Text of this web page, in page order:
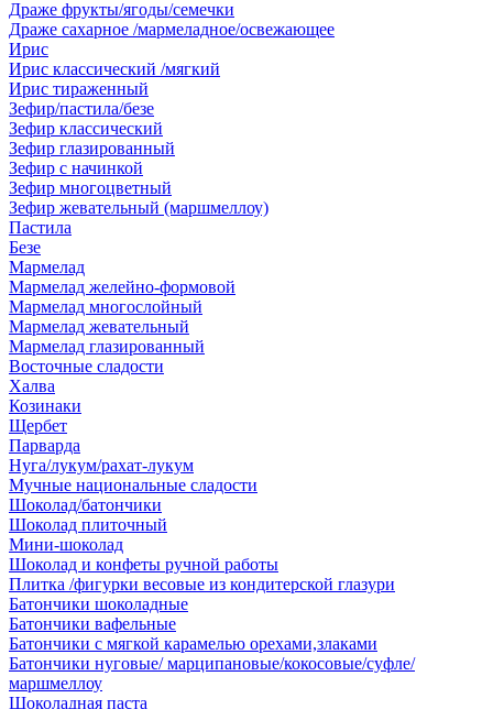
Драже фрукты/ягоды/семечки
Драже сахарное /мармеладное/освежающее
Ирис
Ирис классический /мягкий
Ирис тираженный
Зефир/пастила/безе
Зефир классический
Зефир глазированный
Зефир с начинкой
Зефир многоцветный
Зефир жевательный (маршмеллоу)
Пастила
Безе
Мармелад
Мармелад желейно-формовой
Мармелад многослойный
Мармелад жевательный
Мармелад глазированный
Восточные сладости
Халва
Козинаки
Щербет
Парварда
Нуга/лукум/рахат-лукум
Мучные национальные сладости
Шоколад/батончики
Шоколад плиточный
Мини-шоколад
Шоколад и конфеты ручной работы
Плитка /фигурки весовые из кондитерской глазури
Батончики шоколадные
Батончики вафельные
Батончики с мягкой карамелью орехами,злаками
Батончики нуговые/ марципановые/кокосовые/суфле/
маршмеллоу
Шоколадная паста